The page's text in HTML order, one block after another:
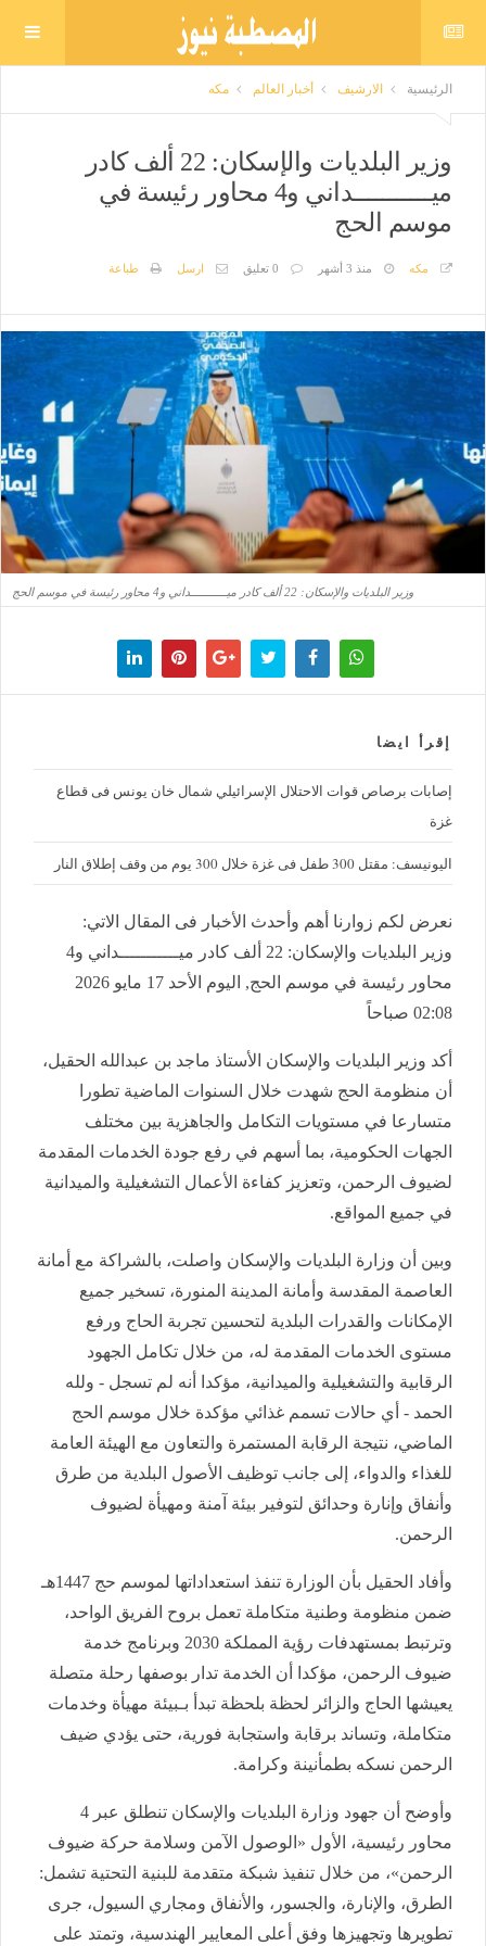
الرئيسية الارشيف أخبار العالم مكه
وزير البلديات والإسكان: 22 ألف كادر
ميـــــــــــداني و4 محاور رئيسة في
موسم الحج
مكه منذ 3 أشهر 0 تعليق ارسل طباعة
وزير البلديات والإسكان: 22 ألف كادر ميـــــــــــداني و4 محاور رئيسة في موسم الحج
إقرأ ايضا
إصابات برصاص قوات الاحتلال الإسرائيلي شمال خان يونس فى قطاع
غزة
اليونيسف: مقتل 300 طفل فى غزة خلال 300 يوم من وقف إطلاق النار
نعرض لكم زوارنا أهم وأحدث الأخبار فى المقال الاتي:
وزير البلديات والإسكان: 22 ألف كادر ميـــــــــــداني و4
محاور رئيسة في موسم الحج, اليوم الأحد 17 مايو 2026
02:08 صباحاً
أكد وزير البلديات والإسكان الأستاذ ماجد بن عبدالله الحقيل،
أن منظومة الحج شهدت خلال السنوات الماضية تطورا
متسارعا في مستويات التكامل والجاهزية بين مختلف
الجهات الحكومية، بما أسهم في رفع جودة الخدمات المقدمة
لضيوف الرحمن، وتعزيز كفاءة الأعمال التشغيلية والميدانية
في جميع المواقع.
وبين أن وزارة البلديات والإسكان واصلت، بالشراكة مع أمانة
العاصمة المقدسة وأمانة المدينة المنورة، تسخير جميع
الإمكانات والقدرات البلدية لتحسين تجربة الحاج ورفع
مستوى الخدمات المقدمة له، من خلال تكامل الجهود
الرقابية والتشغيلية والميدانية، مؤكدا أنه لم تسجل - ولله
الحمد - أي حالات تسمم غذائي مؤكدة خلال موسم الحج
الماضي، نتيجة الرقابة المستمرة والتعاون مع الهيئة العامة
للغذاء والدواء، إلى جانب توظيف الأصول البلدية من طرق
وأنفاق وإنارة وحدائق لتوفير بيئة آمنة ومهيأة لضيوف
الرحمن.
وأفاد الحقيل بأن الوزارة تنفذ استعداداتها لموسم حج 1447هـ
ضمن منظومة وطنية متكاملة تعمل بروح الفريق الواحد،
وترتبط بمستهدفات رؤية المملكة 2030 وبرنامج خدمة
ضيوف الرحمن، مؤكدا أن الخدمة تدار بوصفها رحلة متصلة
يعيشها الحاج والزائر لحظة بلحظة تبدأ بـبيئة مهيأة وخدمات
متكاملة، وتساند برقابة واستجابة فورية، حتى يؤدي ضيف
الرحمن نسكه بطمأنينة وكرامة.
وأوضح أن جهود وزارة البلديات والإسكان تنطلق عبر 4
محاور رئيسية، الأول «الوصول الآمن وسلامة حركة ضيوف
الرحمن»، من خلال تنفيذ شبكة متقدمة للبنية التحتية تشمل:
الطرق، والإنارة، والجسور، والأنفاق ومجاري السيول، جرى
تطويرها وتجهيزها وفق أعلى المعايير الهندسية، وتمتد على